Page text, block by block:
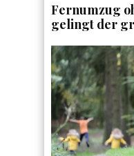
Fernumzug
gelingt der